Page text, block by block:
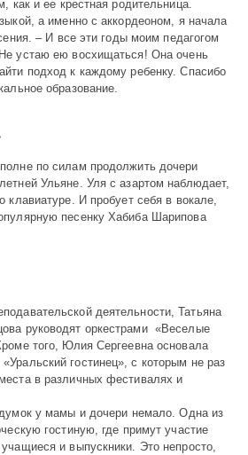
как и ее крестная родительница.
а именно с аккордеоном, я начала
– И все эти годы моим педагогом
устаю ею восхищаться! Она очень
подход к каждому ребенку. Спасибо
образование.
по силам продолжить дочери
Ульяне. Уля с азартом наблюдает,
клавиатуре. И пробует себя в вокале,
песенку Хабиба Шарипова
деятельности, Татьяна
руководят оркестрами «Веселые
того, Юлия Сергеевна основала
гостинец», с которым не раз
в различных фестивалях и
у мамы и дочери немало. Одна из
гостиную, где примут участие
и выпускники. Это непросто,